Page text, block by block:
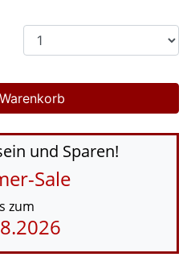
und Sparen!
Sale
zum